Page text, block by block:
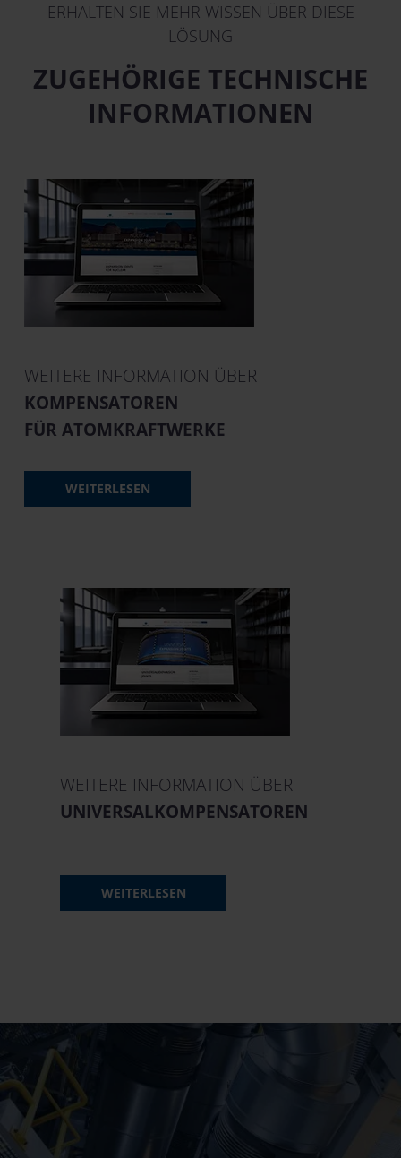
ERHALTEN SIE MEHR WISSEN ÜBER DIESE
LÖSUNG
ZUGEHÖRIGE TECHNISCHE
INFORMATIONEN
WEITERE INFORMATION ÜBER
KOMPENSATOREN
FÜR ATOMKRAFTWERKE
WEITERLESEN
WEITERE INFORMATION ÜBER
UNIVERSALKOMPENSATOREN
WEITERLESEN